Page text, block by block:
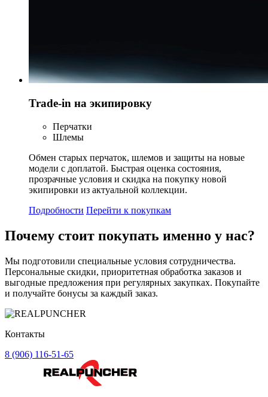
Trade-in на экипировку
Перчатки
Шлемы
Обмен старых перчаток, шлемов и защиты на новые
модели с доплатой. Быстрая оценка состояния,
прозрачные условия и скидка на покупку новой
экипировки из актуальной коллекции.
Подробности Перейти к покупкам
Почему стоит покупать именно у нас?
Мы подготовили специальные условия сотрудничества.
Персональные скидки, приоритетная обработка заказов и
выгодные предложения при регулярных закупках. Покупайте
и получайте бонусы за каждый заказ.
Контакты
8 (906) 116-51-65